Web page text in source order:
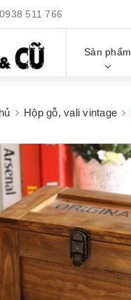
0938 511 766
Sản phẩm
Hộp gỗ, vali vintage